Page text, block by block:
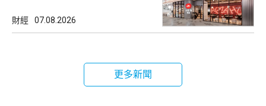
財經 07.08.2026
更多新聞